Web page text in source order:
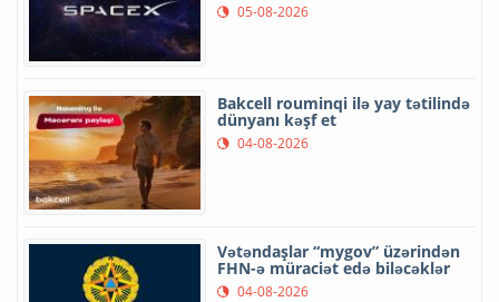
05-08-2026
Bakcell rouminqi ilə yay tətilində
dünyanı kəşf et
04-08-2026
Vətəndaşlar “mygov” üzərindən
FHN-ə müraciət edə biləcəklər
04-08-2026